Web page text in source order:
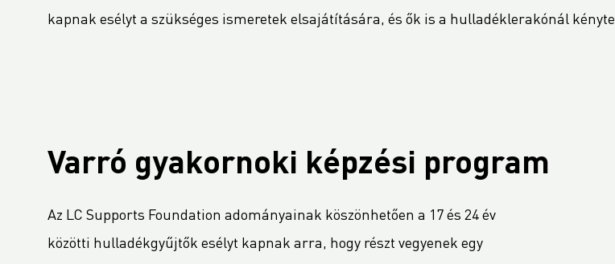
kapnak esélyt a szükséges ismeretek elsajátítására, és ők is a hulladéklerakónál
Varró gyakornoki képzési program
Az LC Supports Foundation adományainak köszönhetően a 17 és 24 év
közötti hulladékgyűjtők esélyt kapnak arra, hogy részt vegyenek egy